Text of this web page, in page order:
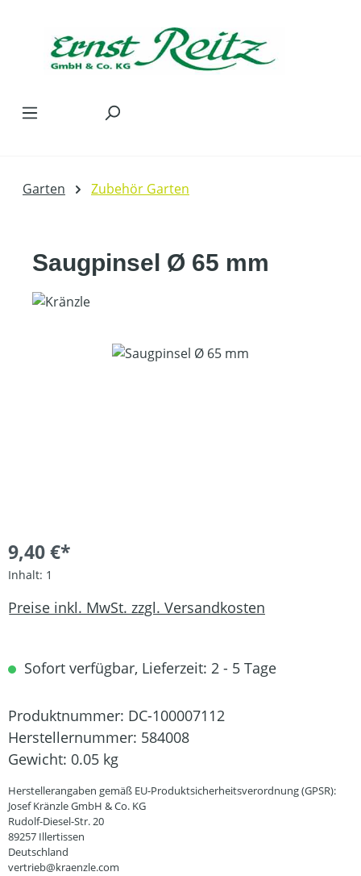
Garten Zubehör Garten
Saugpinsel Ø 65 mm
Bildergalerie überspringen
9,40 €*
Inhalt: 1
Preise inkl. MwSt. zzgl. Versandkosten
Sofort verfügbar, Lieferzeit: 2 - 5 Tage
Produktnummer: DC-100007112
Herstellernummer: 584008
Gewicht: 0.05 kg
Herstellerangaben gemäß EU-Produktsicherheitsverordnung (GPSR):
Josef Kränzle GmbH & Co. KG
Rudolf-Diesel-Str. 20
89257 Illertissen
Deutschland
vertrieb@kraenzle.com